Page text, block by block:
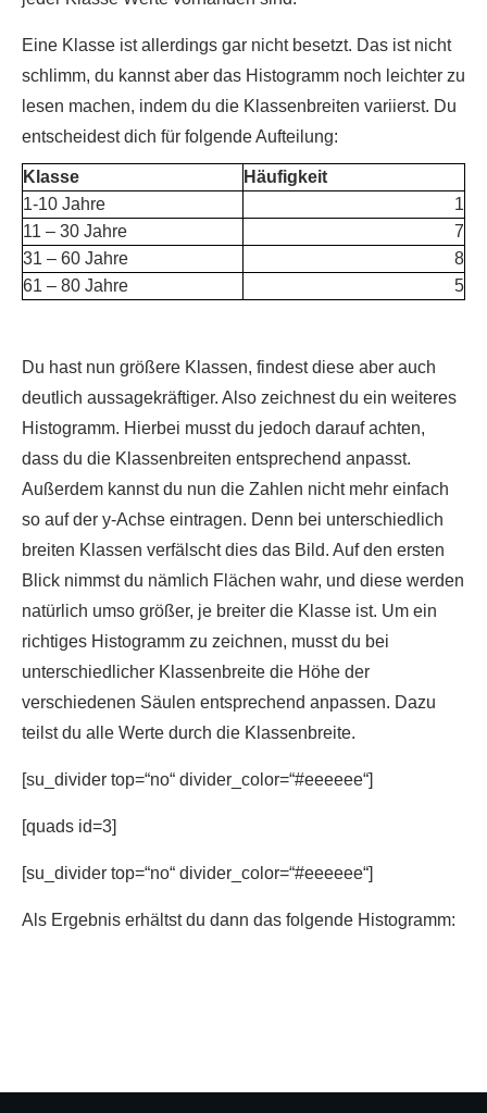
Eine Klasse ist allerdings gar nicht besetzt. Das ist nicht
schlimm, du kannst aber das Histogramm noch leichter zu
lesen machen, indem du die Klassenbreiten variierst. Du
entscheidest dich für folgende Aufteilung:
Klasse
Häufigkeit
1-10 Jahre
1
11 – 30 Jahre
7
31 – 60 Jahre
8
61 – 80 Jahre
5
Du hast nun größere Klassen, findest diese aber auch
deutlich aussagekräftiger. Also zeichnest du ein weiteres
Histogramm. Hierbei musst du jedoch darauf achten,
dass du die Klassenbreiten entsprechend anpasst.
Außerdem kannst du nun die Zahlen nicht mehr einfach
so auf der y-Achse eintragen. Denn bei unterschiedlich
breiten Klassen verfälscht dies das Bild. Auf den ersten
Blick nimmst du nämlich Flächen wahr, und diese werden
natürlich umso größer, je breiter die Klasse ist. Um ein
richtiges Histogramm zu zeichnen, musst du bei
unterschiedlicher Klassenbreite die Höhe der
verschiedenen Säulen entsprechend anpassen. Dazu
teilst du alle Werte durch die Klassenbreite.
[su_divider top=“no“ divider_color=“#eeeeee“]
[quads id=3]
[su_divider top=“no“ divider_color=“#eeeeee“]
Als Ergebnis erhältst du dann das folgende Histogramm: